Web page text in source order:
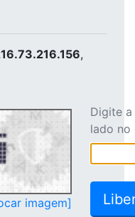
,
imagem]
Digite
lado no